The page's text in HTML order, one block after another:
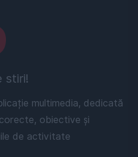
stiri!
multimedia, dedicată
obiective și
de activitate